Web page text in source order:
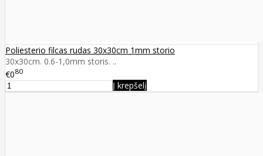
Poliesterio filcas rudas 30x30cm 1mm storio
30x30cm. 0.6-1,0mm storis. ..
€080
Į krepšelį